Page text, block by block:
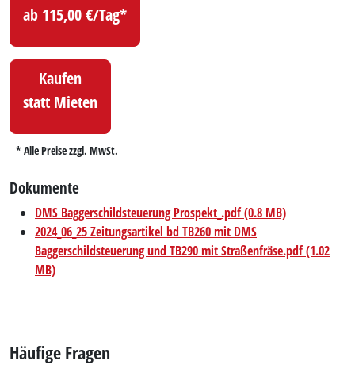
ab 115,00 €/Tag*
Kaufen
statt Mieten
* Alle Preise zzgl. MwSt.
Dokumente
DMS Baggerschildsteuerung Prospekt_.pdf (0.8 MB)
2024_06_25 Zeitungsartikel bd TB260 mit DMS
Baggerschildsteuerung und TB290 mit Straßenfräse.pdf (1.02
MB)
Häufige Fragen